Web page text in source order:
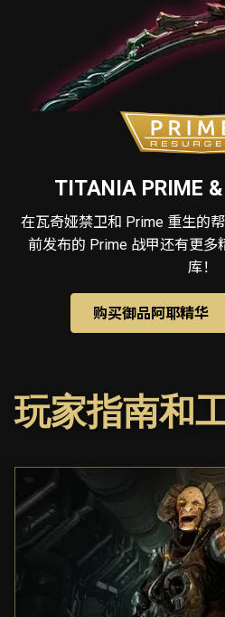
TITANIA PRIME
在瓦奇娅禁卫和 Prime 重生的
前发布的 Prime 战甲还有更多
库！
购买御品阿耶精华
玩家指南和